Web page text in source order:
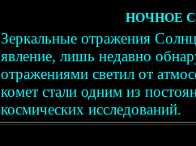
НОЧНОЕ
Зеркальные отражения
явление, лишь недавно
отражениями светил от
комет стали одним из
космических исследований.